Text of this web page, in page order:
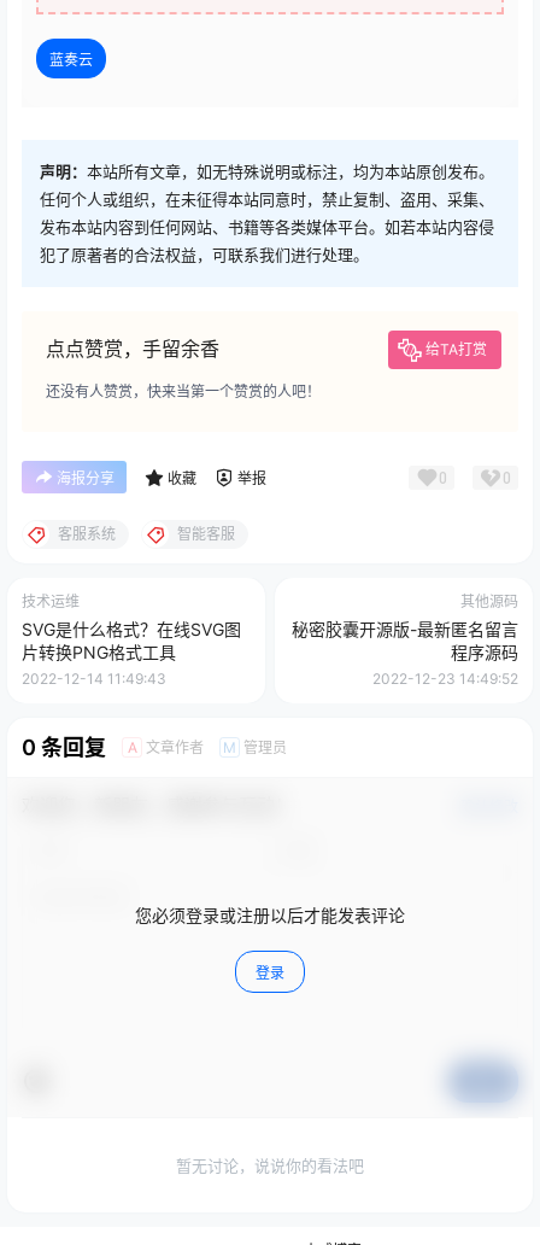
蓝奏云
声明： 本站所有文章，如无特殊说明或标注，均为本站原创发布。
任何个人或组织，在未征得本站同意时，禁止复制、盗用、采集、
发布本站内容到任何网站、书籍等各类媒体平台。如若本站内容侵
犯了原著者的合法权益，可联系我们进行处理。
点点赞赏，手留余香 给TA打赏
还没有人赞赏，快来当第一个赞赏的人吧！
海报分享 收藏 举报 0 0
客服系统 智能客服
技术运维
SVG是什么格式？在线SVG图
片转换PNG格式工具
2022-12-14 11:49:43
其他源码
秘密胶囊开源版-最新匿名留言
程序源码
2022-12-23 14:49:52
0 条回复 A 文章作者 M 管理员
您必须登录或注册以后才能发表评论
登录
暂无讨论，说说你的看法吧